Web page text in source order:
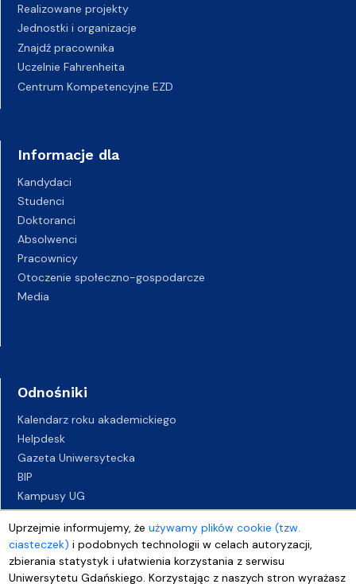
Uprzejmie informujemy, żeużywamy plików cookie (tzw.
ciasteczek) i podobnych technologii w celach autoryzacji,
zbierania statystyk i ułatwienia korzystania z serwisu
Uniwersytetu Gdańskiego. Korzystając z naszych stron wyrażasz
Realizowane projekty
Jednostki i organizacje
Znajdź pracownika
Uczelnie Fahrenheita
Centrum Kompetencyjne EZD
Informacje dla
Kandydaci
Studenci
Doktoranci
Absolwenci
Pracownicy
Otoczenie społeczno-gospodarcze
Media
Odnośniki
Kalendarz roku akademickiego
Helpdesk
Gazeta Uniwersytecka
BIP
Kampusy UG
Biuro Karier UG
Oferty pracy
Deklaracja dostępności